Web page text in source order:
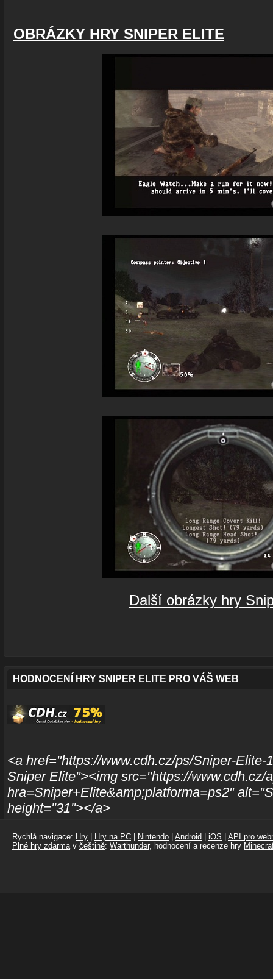
OBRÁZKY HRY SNIPER ELITE
Další obrázky hry
HODNOCENÍ HRY SNIPER ELITE PRO VÁŠ WEB
<a href="https://www.cdh.cz/ps/Sniper-
Sniper Elite"><img src="https://www.cdh.cz/
hra=Sniper+Elite&amp;platforma=ps2"
height="31"></a>
Rychlá navigace: Hry Hry na PC Nintendo Android iOS
API pro
Plné hry zdarmav češtině: Warthunder, hodnocení a recenze hry